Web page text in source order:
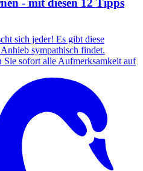
sich jeder! Es gibt diese
sympathisch findet.
Sie sofort alle Aufmerksamkeit auf